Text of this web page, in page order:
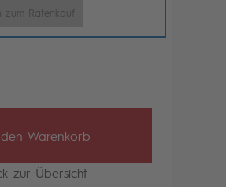
zum Ratenkauf
Warenkorb
zur Übersicht